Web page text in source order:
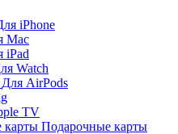
iPhone
Mac
iPad
Watch
Для AirPods
TV
Подарочные карты